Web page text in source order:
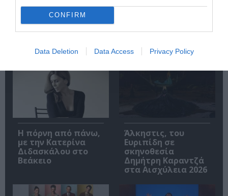
CONFIRM
Data Deletion Data Access Privacy Policy
Σχετικά Άρθρα
Η πόρνη από πάνω,
με την Κατερίνα
Διδασκάλου στο
Βεάκειο
Άλκηστις, του
Ευριπίδη σε
σκηνοθεσία
Δημήτρη Καραντζά
στα Αισχύλεια 2026